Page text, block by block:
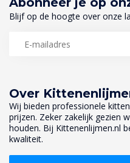
Over
Wij bieden professionele
prijzen. Zeker zakelijk gezien
houden. Bij Kittenenlijmen.nl
kwaliteit.
Blijf op de hoogte over onze